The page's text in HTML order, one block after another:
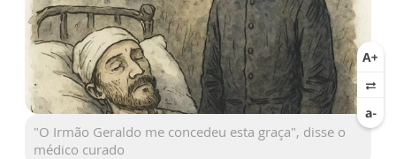
"O Irmão Geraldo me concedeu esta graça", disse o
médico curado